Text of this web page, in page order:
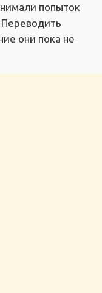
попыток
они пока не